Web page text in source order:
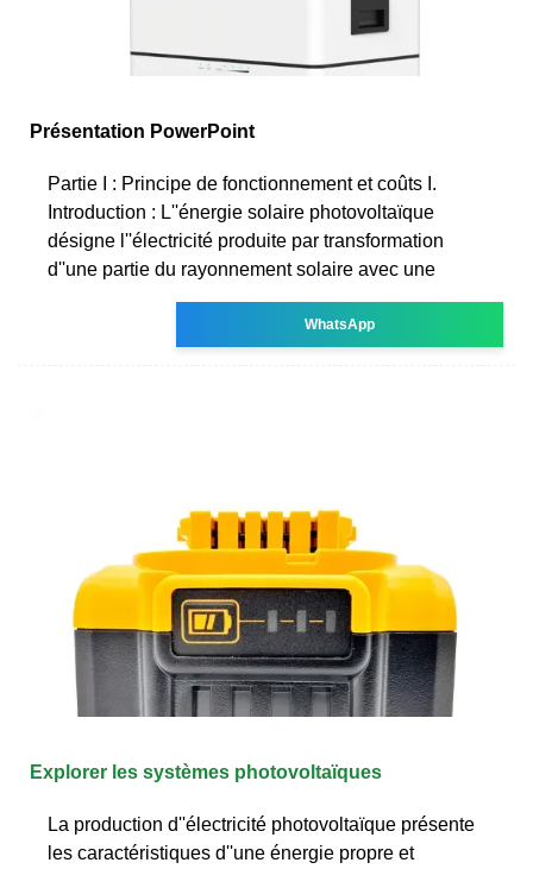
Présentation PowerPoint
Partie I : Principe de fonctionnement et coûts I.
Introduction : L''énergie solaire photovoltaïque
désigne l''électricité produite par transformation
d''une partie du rayonnement solaire avec une
WhatsApp
Explorer les systèmes photovoltaïques
La production d''électricité photovoltaïque présente
les caractéristiques d''une énergie propre et